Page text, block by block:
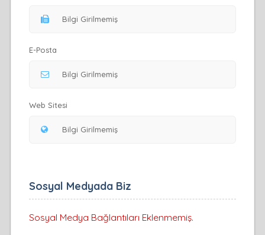
E-Posta
Web Sitesi
Sosyal Medyada Biz
Sosyal Medya Bağlantıları Eklenmemiş.